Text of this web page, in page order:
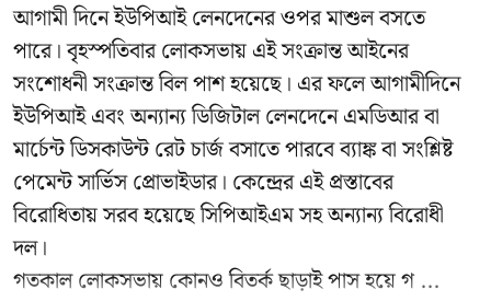
আগামী দিনে ইউপিআই লেনদেনের ওপর মাশুল বসতে
পারে। বৃহস্পতিবার লোকসভায় এই সংক্রান্ত আইনের
সংশোধনী সংক্রান্ত বিল পাশ হয়েছে। এর ফলে আগামীদিনে
ইউপিআই এবং অন্যান্য ডিজিটাল লেনদেনে এমডিআর বা
মার্চেন্ট ডিসকাউন্ট রেট চার্জ বসাতে পারবে ব্যাঙ্ক বা সংশ্লিষ্ট
পেমেন্ট সার্ভিস প্রোভাইডার। কেন্দ্রের এই প্রস্তাবের
বিরোধিতায় সরব হয়েছে সিপিআইএম সহ অন্যান্য বিরোধী
দল।
গতকাল লোকসভায় কোনও বিতর্ক ছাড়াই পাস হয়ে গ ...